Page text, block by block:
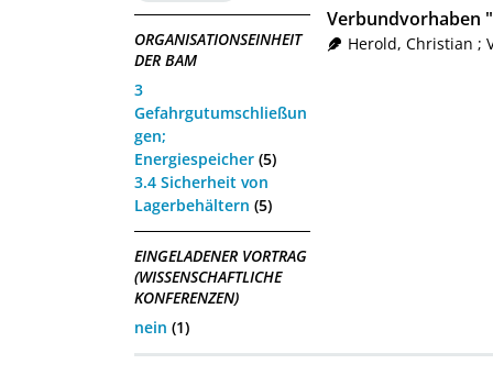
ORGANISATIONSEINHEIT
DER BAM
3
Gefahrgutumschließun
gen;
Energiespeicher (5)
3.4 Sicherheit von
Lagerbehältern (5)
EINGELADENER VORTRAG
(WISSENSCHAFTLICHE
KONFERENZEN)
nein (1)
Verbundvorhaben
Herold, Christian ;